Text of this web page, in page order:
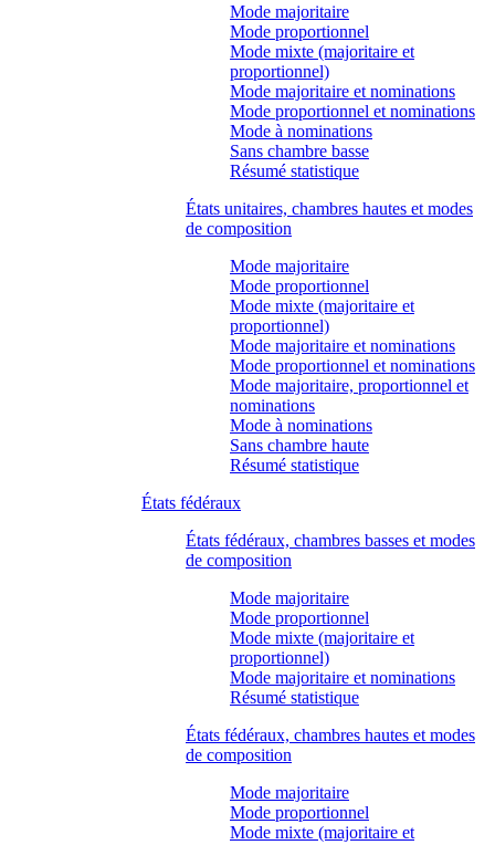
Mode majoritaire
Mode proportionnel
Mode mixte (majoritaire et
proportionnel)
Mode majoritaire et nominations
Mode proportionnel et nominations
Mode à nominations
Sans chambre basse
Résumé statistique
États unitaires, chambres hautes et modes
de composition
Mode majoritaire
Mode proportionnel
Mode mixte (majoritaire et
proportionnel)
Mode majoritaire et nominations
Mode proportionnel et nominations
Mode majoritaire, proportionnel et
nominations
Mode à nominations
Sans chambre haute
Résumé statistique
États fédéraux
États fédéraux, chambres basses et modes
de composition
Mode majoritaire
Mode proportionnel
Mode mixte (majoritaire et
proportionnel)
Mode majoritaire et nominations
Résumé statistique
États fédéraux, chambres hautes et modes
de composition
Mode majoritaire
Mode proportionnel
Mode mixte (majoritaire et